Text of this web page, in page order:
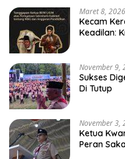
Maret 8, 2026
Kecam
Keadilan:
November 9,
Sukses
Di Tutup
November 3,
Ketua
Peran